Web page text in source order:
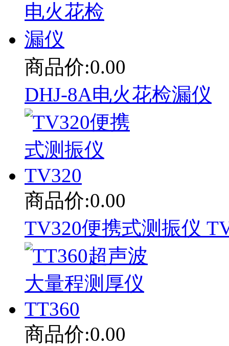
商品价:0.00
DHJ-8A电火花检漏仪
商品价:0.00
TV320便携式测振仪
商品价:0.00